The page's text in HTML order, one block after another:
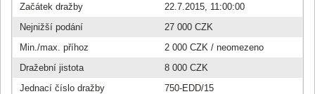
Začátek dražby
22.7.2015, 11:00:00
Nejnižší podání
27 000 CZK
Min./max. příhoz
2 000 CZK / neomezeno
Dražební jistota
8 000 CZK
Jednací číslo dražby
750-EDD/15